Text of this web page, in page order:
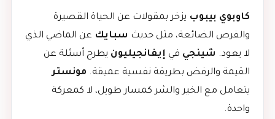
كاوبوي بيبوب يزخر بمقولات عن الحياة القصيرة
والفرص الضائعة، مثل حديث سبايك عن الماضي الذي
لا يعود. شينجي في إيفانجيليون يطرح أسئلة عن
القيمة والرفض بطريقة نفسية عميقة. مونستر
يتعامل مع الخير والشر كمسار طويل، لا كمعركة
واحدة.